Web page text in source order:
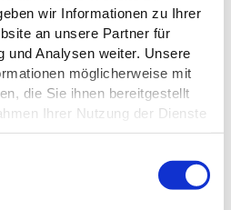
wir Informationen zu Ihrer
an unsere Partner für
und Analysen weiter. Unsere
möglicherweise mit
die Sie ihnen bereitgestellt
Ihrer Nutzung der Dienste